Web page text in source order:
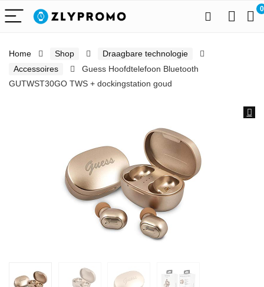
0
Home Shop
Draagbare technologie
Accessoires
Guess Hoofdtelefoon Bluetooth
GUTWST30GO TWS + dockingstation goud